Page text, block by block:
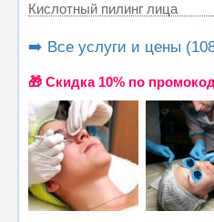
Кислотный пилинг лица
➡️ Все услуги и цены
🎁 Cкидка 10% по